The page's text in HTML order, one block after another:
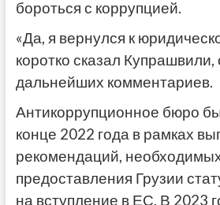
бороться с коррупцией.
«Да, я вернулся к
коротко сказал Купрашвили,
дальнейших комментариев.
Антикоррупционное бюро
конце 2022 года в рамках
рекомендаций,
предоставления Грузии
на вступление в ЕС. В 2023